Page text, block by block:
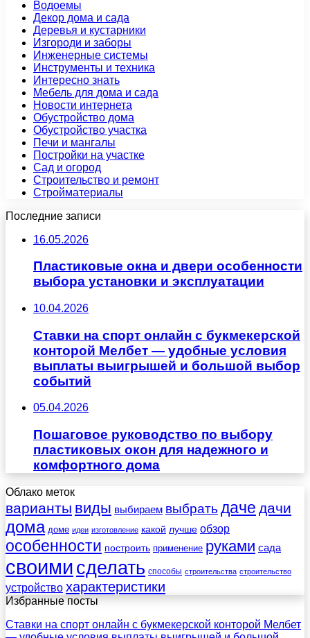
Водоемы
Декор дома и сада
Деревья и кустарники
Изгороди и заборы
Инженерные системы
Инструменты и техника
Интересно знать
Мебель для дома и сада
Новости интернета
Обустройство дома
Обустройство участка
Печи и мангалы
Постройки на участке
Сад и огород
Строительство и ремонт
Стройматериалы
Последние записи
16.05.2026
Пластиковые окна и двери особенности
выбора установки и эксплуатации
10.04.2026
Ставки на спорт онлайн с букмекерской
конторой Мелбет — удобные условия
выплаты выигрышей и большой выбор
событий
05.04.2026
Пошаговое руководство по выбору
пластиковых окон для надежного и
комфортного дома
Облако меток
варианты виды выбираем выбрать даче дачи
дома доме идеи изготовление какой лучше обзор
особенности построить применение руками сада
своими сделать способы строительства строительство
устройство характеристики
Избранные посты
Ставки на спорт онлайн с букмекерской конторой Мелбет